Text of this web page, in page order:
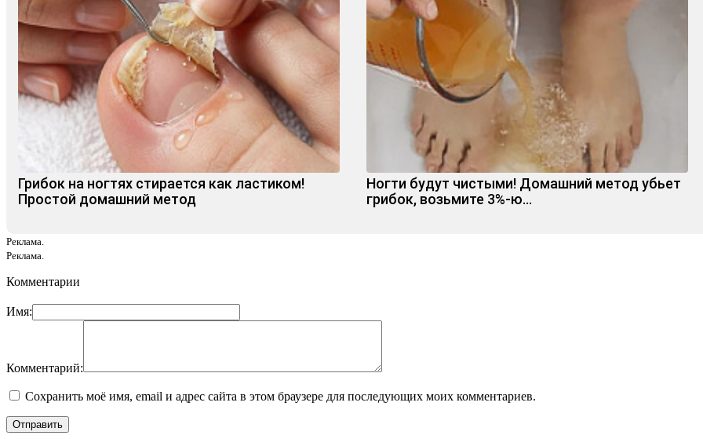
Грибок на ногтях стирается как ластиком!
Простой домашний метод
Ногти будут чистыми! Домашний метод убьет
грибок, возьмите 3%-ю…
Реклама.
Реклама.
Комментарии
Имя:
Комментарий:
Сохранить моё имя, email и адрес сайта в этом браузере для последующих моих комментариев.